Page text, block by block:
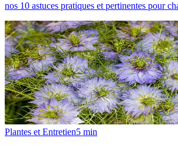
nos 10 astuces pratiques et pertinentes pour
Plantes et Entretien5 min